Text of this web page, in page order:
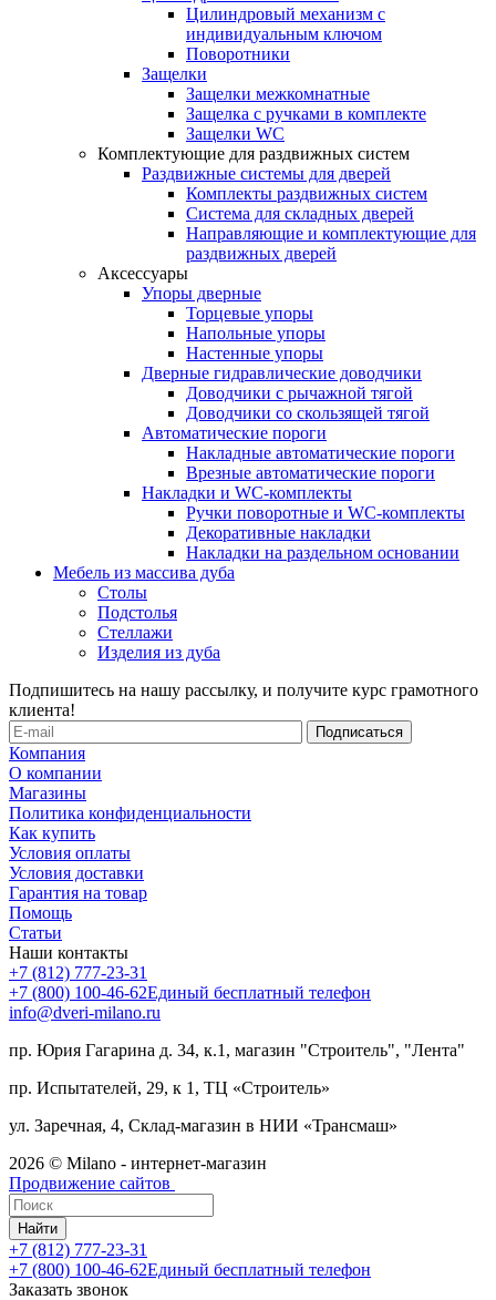
Цилиндровый механизм с
индивидуальным ключом
Поворотники
Защелки
Защелки межкомнатные
Защелка с ручками в комплекте
Защелки WC
Комплектующие для раздвижных систем
Раздвижные системы для дверей
Комплекты раздвижных систем
Система для складных дверей
Направляющие и комплектующие для
раздвижных дверей
Аксессуары
Упоры дверные
Торцевые упоры
Напольные упоры
Настенные упоры
Дверные гидравлические доводчики
Доводчики с рычажной тягой
Доводчики со скользящей тягой
Автоматические пороги
Накладные автоматические пороги
Врезные автоматические пороги
Накладки и WC-комплекты
Ручки поворотные и WC-комплекты
Декоративные накладки
Накладки на раздельном основании
Мебель из массива дуба
Столы
Подстолья
Стеллажи
Изделия из дуба
Подпишитесь на нашу рассылку, и получите курс грамотного
клиента!
Компания
О компании
Магазины
Политика конфиденциальности
Как купить
Условия оплаты
Условия доставки
Гарантия на товар
Помощь
Статьи
Наши контакты
+7 (812) 777-23-31
+7 (800) 100-46-62Единый бесплатный телефон
info@dveri-milano.ru
пр. Юрия Гагарина д. 34, к.1, магазин "Строитель", "Лента"
пр. Испытателей, 29, к 1, ТЦ «Строитель»
ул. Заречная, 4, Склад-магазин в НИИ «Трансмаш»
2026 © Milano - интернет-магазин
Продвижение сайтов
Найти
+7 (812) 777-23-31
+7 (800) 100-46-62Единый бесплатный телефон
Заказать звонок